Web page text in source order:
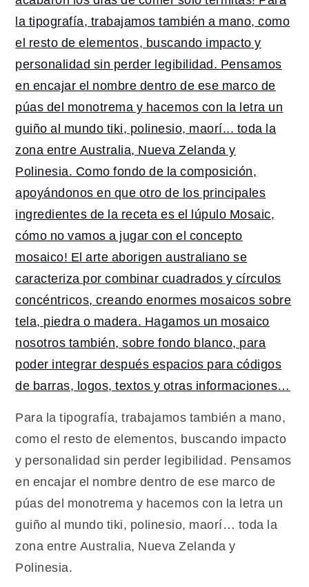
Para la tipografía, trabajamos también a mano,
como el resto de elementos, buscando impacto
y personalidad sin perder legibilidad. Pensamos
en encajar el nombre dentro de ese marco de
púas del monotrema y hacemos con la letra un
guiño al mundo tiki, polinesio, maorí… toda la
zona entre Australia, Nueva Zelanda y
Polinesia.